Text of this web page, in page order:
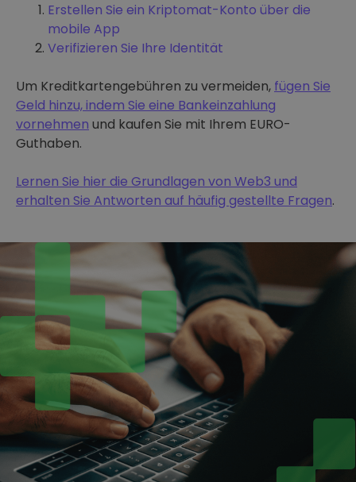
Erstellen Sie ein Kriptomat-Konto über die
mobile App
Verifizieren Sie Ihre Identität
Um Kreditkartengebühren zu vermeiden, fügen Sie
Geld hinzu, indem Sie eine Bankeinzahlung
vornehmen und kaufen Sie mit Ihrem EURO-
Guthaben.
Lernen Sie hier die Grundlagen von Web3 und
erhalten Sie Antworten auf häufig gestellte Fragen.